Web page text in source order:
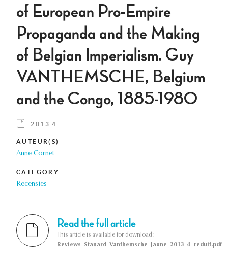
of European Pro-Empire
Propaganda and the Making
of Belgian Imperialism. Guy
VANTHEMSCHE, Belgium
and the Congo, 1885-1980
2013 4
AUTEUR(S)
Anne Cornet
CATEGORY
Recensies
Read the full article
This article is available for download:
Reviews_Stanard_Vanthemsche_Jaune_2013_4_reduit.pdf